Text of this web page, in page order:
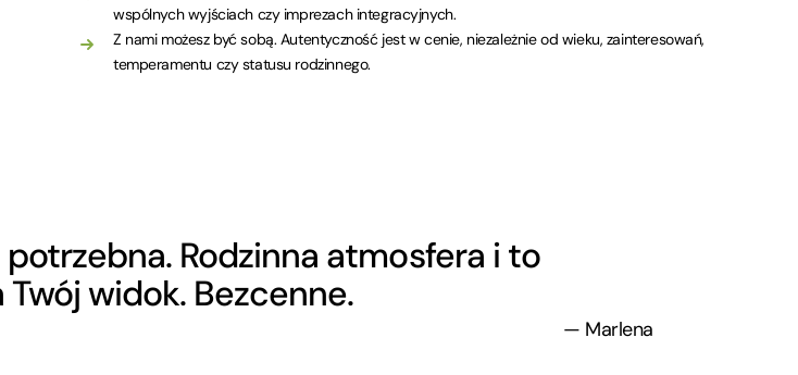
wspólnych wyjściach czy imprezach integracyjnych.
Z nami możesz być sobą. Autentyczność jest w cenie, niezależnie od wieku, zainteresowań,
temperamentu czy statusu rodzinnego.
Rodzinna atmosfera i to
widok. Bezcenne.
— Marlena